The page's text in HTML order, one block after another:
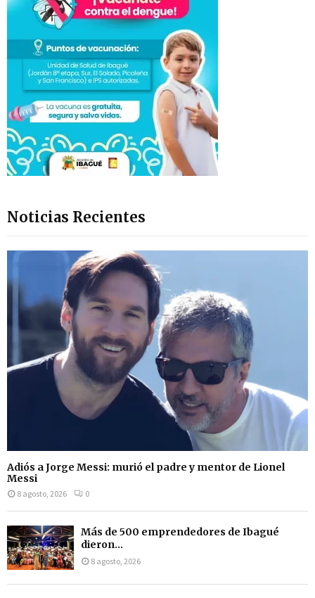
Noticias Recientes
Adiós a Jorge Messi: murió el padre y mentor de Lionel
Messi
8 agosto, 2026 0
Más de 500 emprendedores de Ibagué
dieron...
8 agosto, 2026